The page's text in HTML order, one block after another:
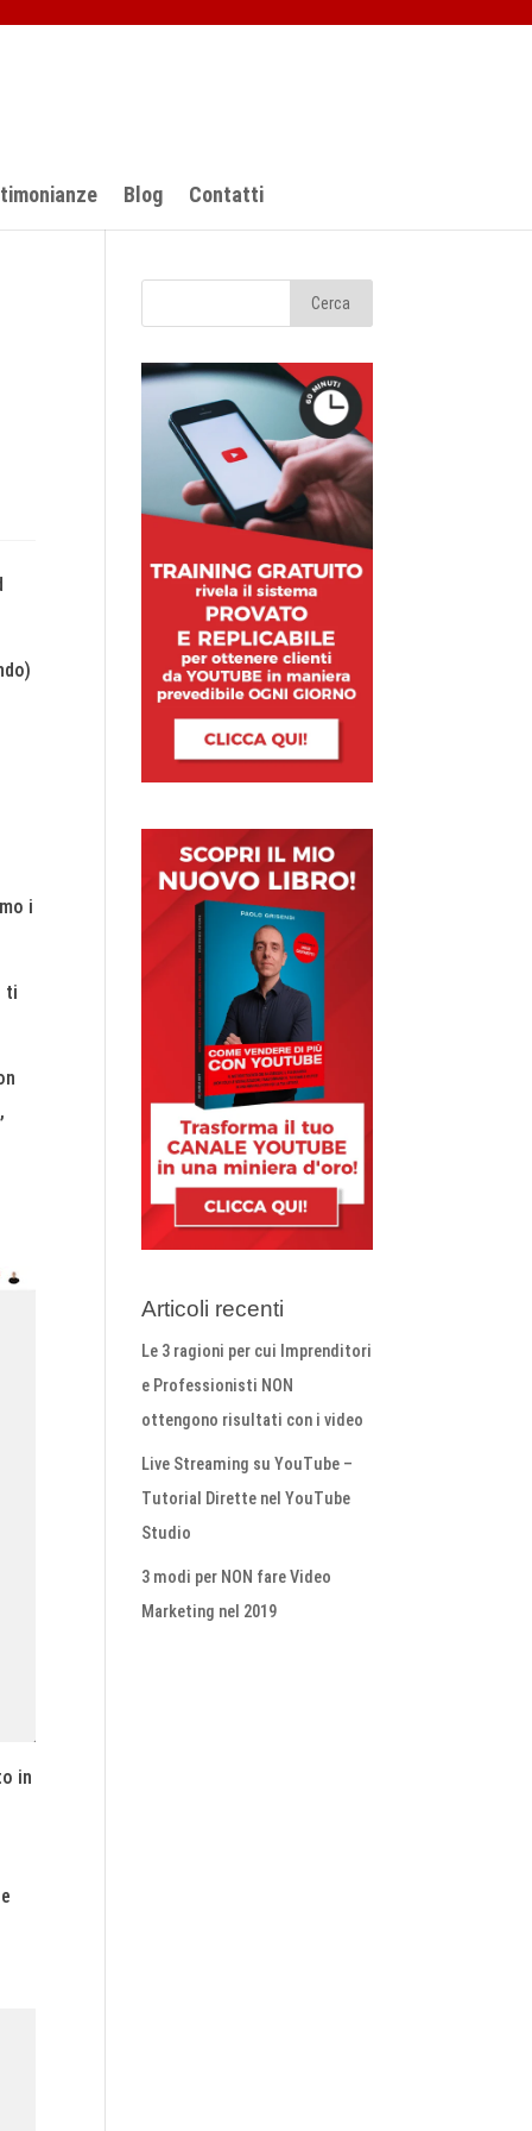
Blog Contatti
i
ti
in
Articoli recenti
Le 3 ragioni per cui Imprenditori
e Professionisti NON
ottengono risultati con i video
Live Streaming su YouTube –
Tutorial Dirette nel YouTube
Studio
3 modi per NON fare Video
Marketing nel 2019